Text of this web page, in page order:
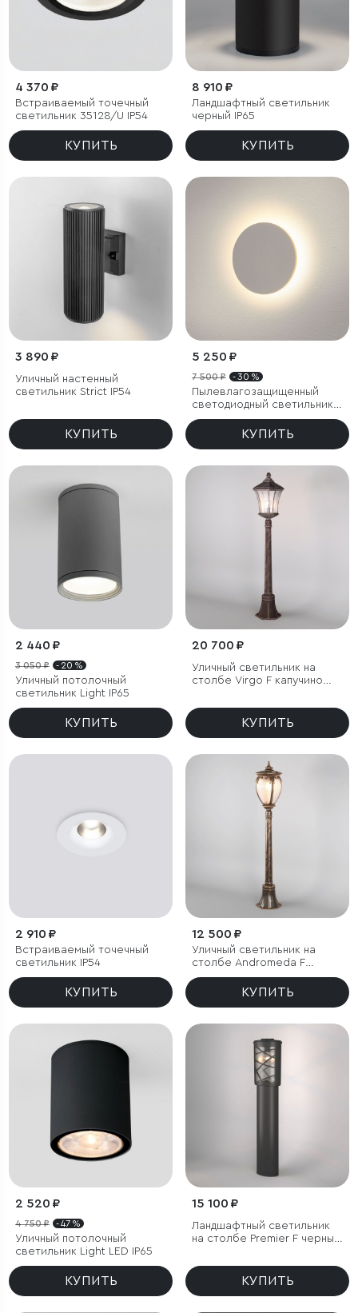
4 370 ₽
Встраиваемый точечный
светильник 35128/U IP54
КУПИТЬ
8 910 ₽
Ландшафтный светильник
черный IP65
КУПИТЬ
3 890 ₽
Уличный настенный
светильник Strict IP54
КУПИТЬ
5 250 ₽
7 500 ₽ - 30 %
Пылевлагозащищенный
светодиодный светильник
Concept S белый IP54
КУПИТЬ
2 440 ₽
3 050 ₽ - 20 %
Уличный потолочный
светильник Light IP65
КУПИТЬ
20 700 ₽
Уличный светильник на
столбе Virgo F капучино
КУПИТЬ
2 910 ₽
Встраиваемый точечный
светильник IP54
КУПИТЬ
12 500 ₽
Уличный светильник на
столбе Andromeda F
черное золото IP44
КУПИТЬ
2 520 ₽
4 750 ₽ - 47 %
Уличный потолочный
светильник Light LED IP65
КУПИТЬ
15 100 ₽
Ландшафтный светильник
на столбе Premier F черный
КУПИТЬ